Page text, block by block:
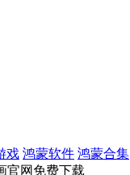
戏 鸿蒙软件 鸿蒙合集
官网免费下载